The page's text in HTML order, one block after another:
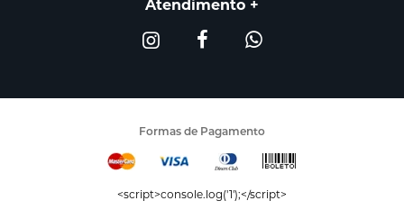
Atendimento
Formas de Pagamento
<script>console.log('1');</script>